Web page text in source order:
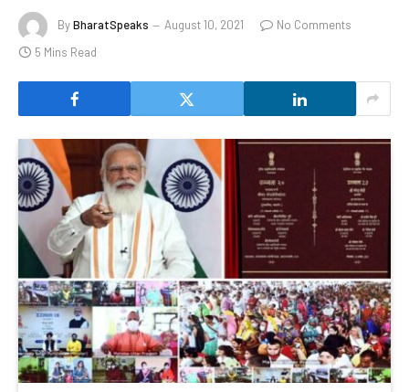
ByBharatSpeaks August 10, 2021
No Comments
5 Mins Read